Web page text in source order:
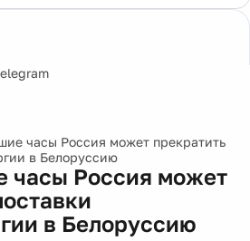
часы Россия может прекратить
в Белоруссию
часы Россия может
в Белоруссию